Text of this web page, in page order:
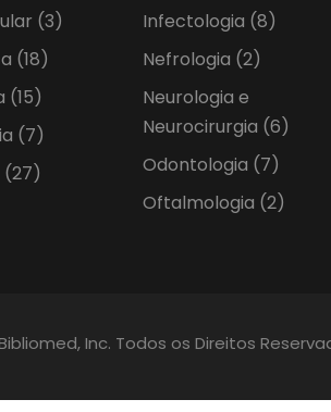
(3)
(18)
(15)
(7)
(27)
Infectologia (8)
Nefrologia (2)
Neurologia e
Neurocirurgia (6)
Odontologia (7)
Oftalmologia (2)
Inc. Todos os Direitos